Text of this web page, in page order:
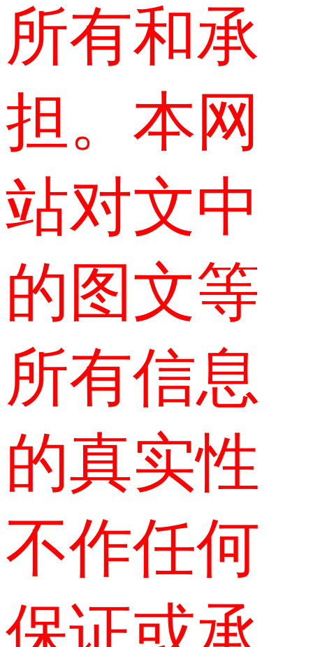
所有和承
担。本网
站对文中
的图文等
所有信息
的真实性
不作任何